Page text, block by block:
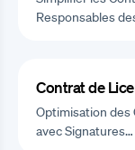
Responsables
Contrat de
Optimisation des
avec Signatures…